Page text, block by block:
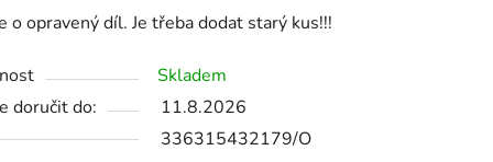
o opravený díl. Je třeba dodat starý kus!!!
Skladem
doručit do:
11.8.2026
336315432179/O